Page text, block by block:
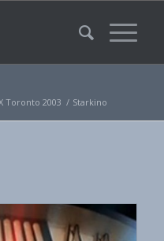
Toronto 2003 / Starkino